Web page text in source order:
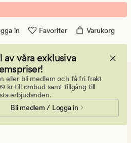
in Favoriter Varukorg
av våra exklusiva
eller bli medlem och få fri frakt
kr till ombud samt tillgång till
erbjudanden.
Bli medlem / Logga in
2
med
betyg
5
- ø40 cm